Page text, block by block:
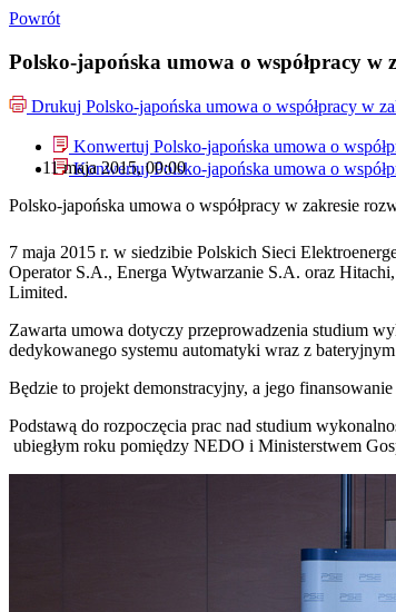
Powrót
Polsko-japońska umowa o współpracy w
Drukuj Polsko-japońska umowa o współpracy w
Konwertuj Polsko-japońska umowa o
Konwertuj Polsko-japońska umowa o
11 maja 2015, 00:00
Polsko-japońska umowa o współpracy w zakresie
7 maja 2015 r. w siedzibie Polskich Sieci
Operator S.A., Energa Wytwarzanie S.A. oraz
Limited.
Zawarta umowa dotyczy przeprowadzenia studium
dedykowanego systemu automatyki wraz z
Będzie to projekt demonstracyjny, a jego
Podstawą do rozpoczęcia prac nad studium
ubiegłym roku pomiędzy NEDO i Ministerstwem